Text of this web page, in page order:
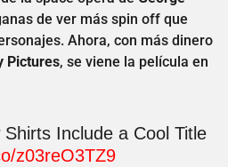
de ver más spin off que
Ahora, con más dinero
Pictures, se viene la película en
Include a Cool Title
z03reO3TZ9